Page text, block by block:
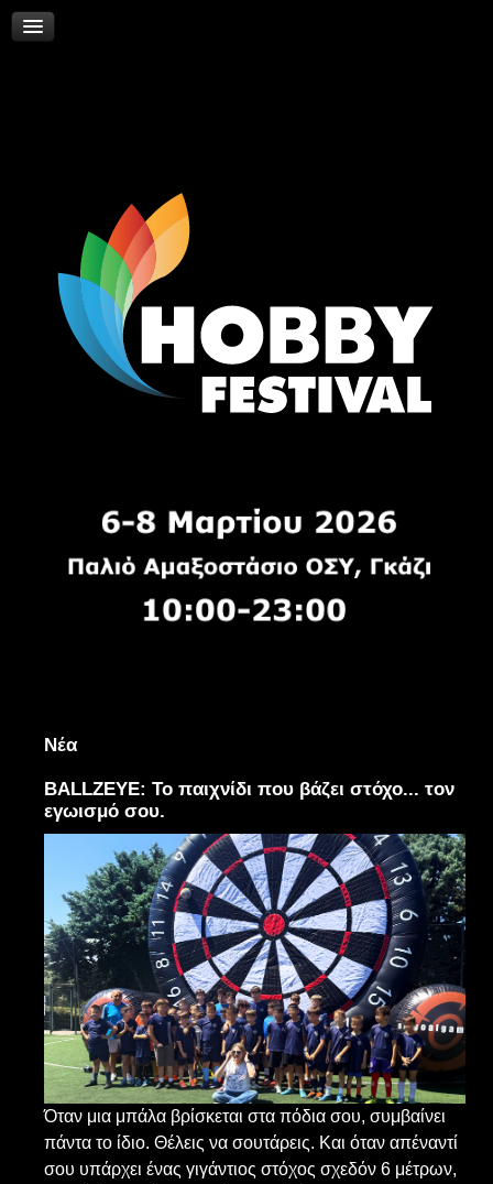
Νέα
BALLZEYE: Το παιχνίδι που βάζει στόχο... τον
εγωισμό σου.
Όταν μια μπάλα βρίσκεται στα πόδια σου, συμβαίνει
πάντα το ίδιο. Θέλεις να σουτάρεις. Και όταν απέναντί
σου υπάρχει ένας γιγάντιος στόχος σχεδόν 6 μέτρων,